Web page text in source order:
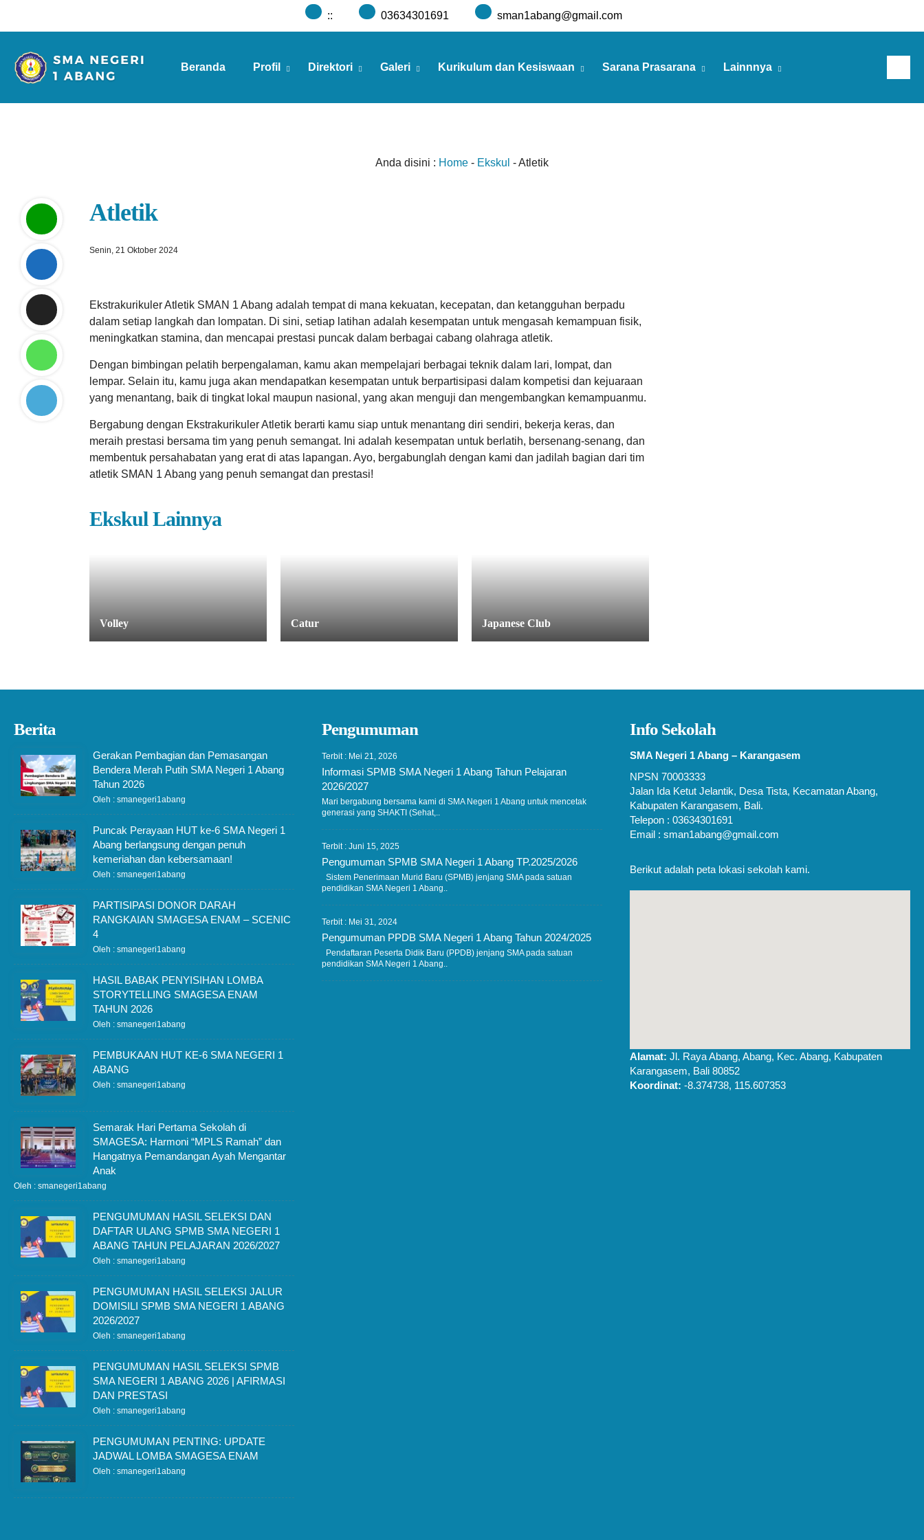
:: 03634301691 sman1abang@gmail.com
Beranda Profil Direktori Galeri Kurikulum dan Kesiswaan Sarana Prasarana Lainnnya
Anda disini : Home - Ekskul -Atletik
Atletik
Senin, 21 Oktober 2024
Ekstrakurikuler Atletik SMAN 1 Abang adalah tempat di mana kekuatan, kecepatan, dan ketangguhan berpadu
dalam setiap langkah dan lompatan. Di sini, setiap latihan adalah kesempatan untuk mengasah kemampuan fisik,
meningkatkan stamina, dan mencapai prestasi puncak dalam berbagai cabang olahraga atletik.
Dengan bimbingan pelatih berpengalaman, kamu akan mempelajari berbagai teknik dalam lari, lompat, dan
lempar. Selain itu, kamu juga akan mendapatkan kesempatan untuk berpartisipasi dalam kompetisi dan kejuaraan
yang menantang, baik di tingkat lokal maupun nasional, yang akan menguji dan mengembangkan kemampuanmu.
Bergabung dengan Ekstrakurikuler Atletik berarti kamu siap untuk menantang diri sendiri, bekerja keras, dan
meraih prestasi bersama tim yang penuh semangat. Ini adalah kesempatan untuk berlatih, bersenang-senang, dan
membentuk persahabatan yang erat di atas lapangan. Ayo, bergabunglah dengan kami dan jadilah bagian dari tim
atletik SMAN 1 Abang yang penuh semangat dan prestasi!
Ekskul Lainnya
Volley Catur Japanese Club
Berita
Gerakan Pembagian dan Pemasangan
Bendera Merah Putih SMA Negeri 1 Abang
Tahun 2026
Oleh : smanegeri1abang
Puncak Perayaan HUT ke-6 SMA Negeri 1
Abang berlangsung dengan penuh
kemeriahan dan kebersamaan!
Oleh : smanegeri1abang
PARTISIPASI DONOR DARAH
RANGKAIAN SMAGESA ENAM – SCENIC
4
Oleh : smanegeri1abang
HASIL BABAK PENYISIHAN LOMBA
STORYTELLING SMAGESA ENAM
TAHUN 2026
Oleh : smanegeri1abang
PEMBUKAAN HUT KE-6 SMA NEGERI 1
ABANG
Oleh : smanegeri1abang
Semarak Hari Pertama Sekolah di
SMAGESA: Harmoni “MPLS Ramah” dan
Hangatnya Pemandangan Ayah Mengantar
Anak
Oleh : smanegeri1abang
PENGUMUMAN HASIL SELEKSI DAN
DAFTAR ULANG SPMB SMA NEGERI 1
ABANG TAHUN PELAJARAN 2026/2027
Oleh : smanegeri1abang
PENGUMUMAN HASIL SELEKSI JALUR
DOMISILI SPMB SMA NEGERI 1 ABANG
2026/2027
Oleh : smanegeri1abang
PENGUMUMAN HASIL SELEKSI SPMB
SMA NEGERI 1 ABANG 2026 | AFIRMASI
DAN PRESTASI
Oleh : smanegeri1abang
PENGUMUMAN PENTING: UPDATE
JADWAL LOMBA SMAGESA ENAM
Oleh : smanegeri1abang
Pengumuman
Terbit : Mei 21, 2026
Informasi SPMB SMA Negeri 1 Abang Tahun Pelajaran
2026/2027
Mari bergabung bersama kami di SMA Negeri 1 Abang untuk mencetak
generasi yang SHAKTI (Sehat,..
Terbit : Juni 15, 2025
Pengumuman SPMB SMA Negeri 1 Abang TP.2025/2026
Sistem Penerimaan Murid Baru (SPMB) jenjang SMA pada satuan
pendidikan SMA Negeri 1 Abang..
Terbit : Mei 31, 2024
Pengumuman PPDB SMA Negeri 1 Abang Tahun 2024/2025
Pendaftaran Peserta Didik Baru (PPDB) jenjang SMA pada satuan
pendidikan SMA Negeri 1 Abang..
Info Sekolah
SMA Negeri 1 Abang – Karangasem
NPSN 70003333
Jalan Ida Ketut Jelantik, Desa Tista, Kecamatan Abang,
Kabupaten Karangasem, Bali.
Telepon : 03634301691
Email : sman1abang@gmail.com
Berikut adalah peta lokasi sekolah kami.
Alamat: Jl. Raya Abang, Abang, Kec. Abang, Kabupaten
Karangasem, Bali 80852
Koordinat: -8.374738, 115.607353